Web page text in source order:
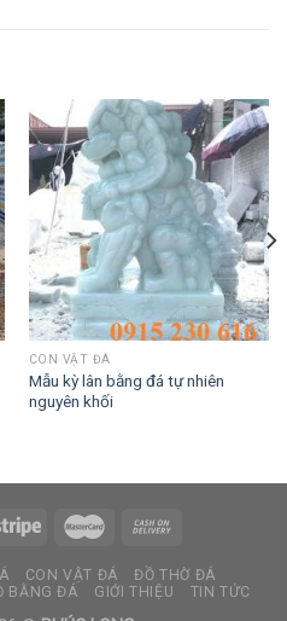
CON VẬT ĐÁ
Mẫu kỳ lân bằng đá tự nhiên
nguyên khối
CON VẬT ĐÁ
ĐỒ THỜ ĐÁ
BẰNG ĐÁ GIỚI THIỆU TIN TỨC